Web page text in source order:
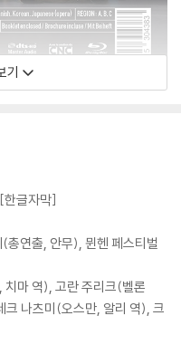
기
한글자막]
총연출, 안무), 뮌헨 페스티벌
마 역), 고란 주리크(벨론
나츠미(오스만, 알리 역), 크